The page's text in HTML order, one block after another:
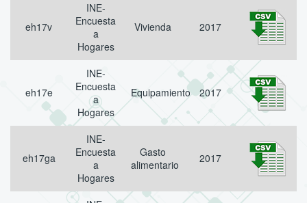
eh17v
INE-
Encuesta
a
Hogares
Vivienda 2017
eh17e
INE-
Encuesta
a
Hogares
Equipamiento 2017
eh17ga
INE-
Encuesta
a
Hogares
Gasto
alimentario
2017